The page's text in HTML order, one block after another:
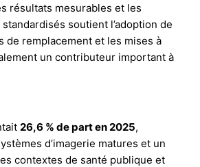
résultats mesurables et les
soutient l’adoption de
de remplacement et les mises à
un contributeur important à
26,6 % de part en 2025,
d’imagerie matures et un
contextes de santé publique et